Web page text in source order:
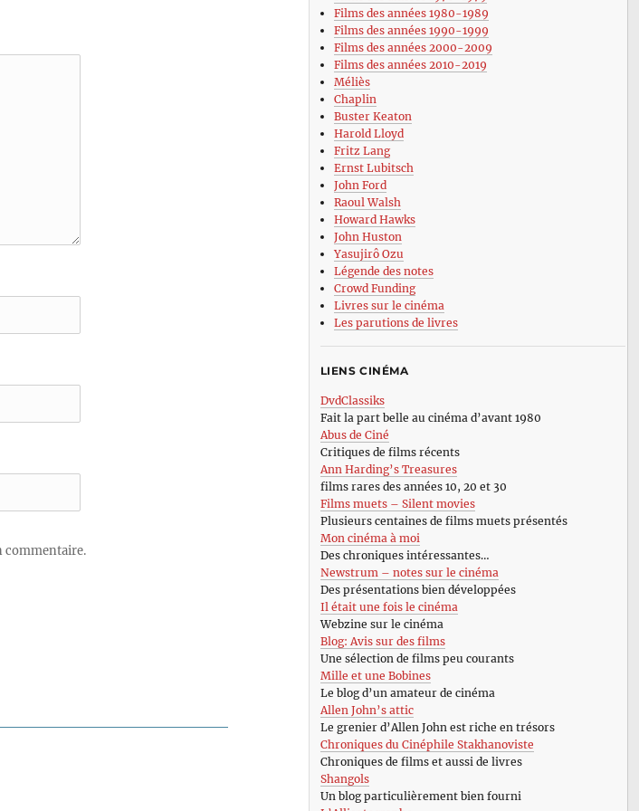
commentaire.
Films des années 1980-1989
Films des années 1990-1999
Films des années 2000-2009
Films des années 2010-2019
Méliès
Chaplin
Buster Keaton
Harold Lloyd
Fritz Lang
Ernst Lubitsch
John Ford
Raoul Walsh
Howard Hawks
John Huston
Yasujirô Ozu
Légende des notes
Crowd Funding
Livres sur le cinéma
Les parutions de livres
LIENS CINÉMA
DvdClassiks
Fait la part belle au cinéma d’avant 1980
Abus de Ciné
Critiques de films récents
Ann Harding’s Treasures
films rares des années 10, 20 et 30
Films muets – Silent movies
Plusieurs centaines de films muets présentés
Mon cinéma à moi
Des chroniques intéressantes…
Newstrum – notes sur le cinéma
Des présentations bien développées
Il était une fois le cinéma
Webzine sur le cinéma
Blog: Avis sur des films
Une sélection de films peu courants
Mille et une Bobines
Le blog d’un amateur de cinéma
Allen John’s attic
Le grenier d’Allen John est riche en trésors
Chroniques du Cinéphile Stakhanoviste
Chroniques de films et aussi de livres
Shangols
Un blog particulièrement bien fourni